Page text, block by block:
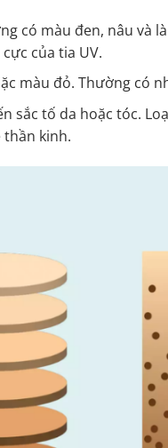
có màu đen, nâu và
của tia UV.
màu đỏ. Thường có
sắc tố da hoặc tóc.
thần kinh.